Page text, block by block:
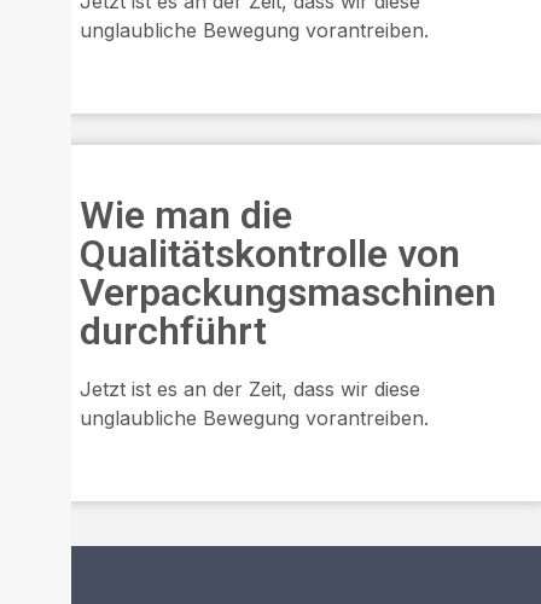
unglaubliche Bewegung vorantreiben.
Wie man die
Qualitätskontrolle von
Verpackungsmaschinen
durchführt
Jetzt ist es an der Zeit, dass wir diese
unglaubliche Bewegung vorantreiben.